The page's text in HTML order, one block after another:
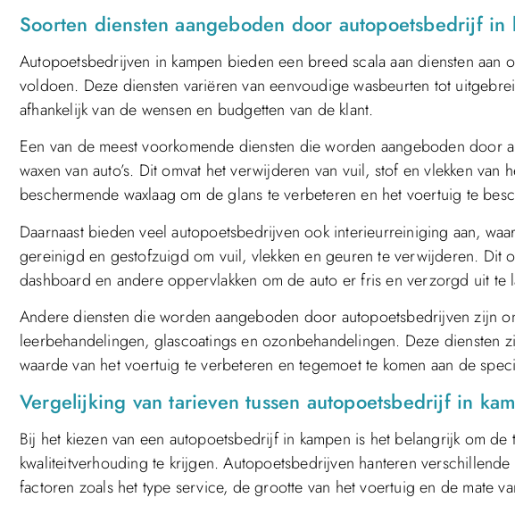
Soorten diensten aangeboden door autopoetsbedrijf in
Autopoetsbedrijven in kampen bieden een breed scala aan diensten aan
voldoen. Deze diensten variëren van eenvoudige wasbeurten tot
afhankelijk van de wensen en budgetten van de klant.
Een van de meest voorkomende diensten die worden aangeboden door
waxen van auto’s. Dit omvat het verwijderen van vuil, stof en vlekken van
beschermende waxlaag om de glans te verbeteren en het voertuig te
Daarnaast bieden veel autopoetsbedrijven ook interieurreiniging aan,
gereinigd en gestofzuigd om vuil, vlekken en geuren te verwijderen. Dit
dashboard en andere oppervlakken om de auto er fris en verzorgd uit te
Andere diensten die worden aangeboden door autopoetsbedrijven zijn
leerbehandelingen, glascoatings en ozonbehandelingen. Deze diensten
waarde van het voertuig te verbeteren en tegemoet te komen aan de
Vergelijking van tarieven tussen autopoetsbedrijf in
Bij het kiezen van een autopoetsbedrijf in kampen is het belangrijk om
kwaliteitverhouding te krijgen. Autopoetsbedrijven hanteren
factoren zoals het type service, de grootte van het voertuig en de mate